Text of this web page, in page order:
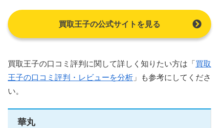
買取王子の公式サイトを見る
買取王子の口コミ評判に関して詳しく知りたい方は「買取
王子の口コミ評判・レビューを分析 」も参考にしてくださ
い。
華丸